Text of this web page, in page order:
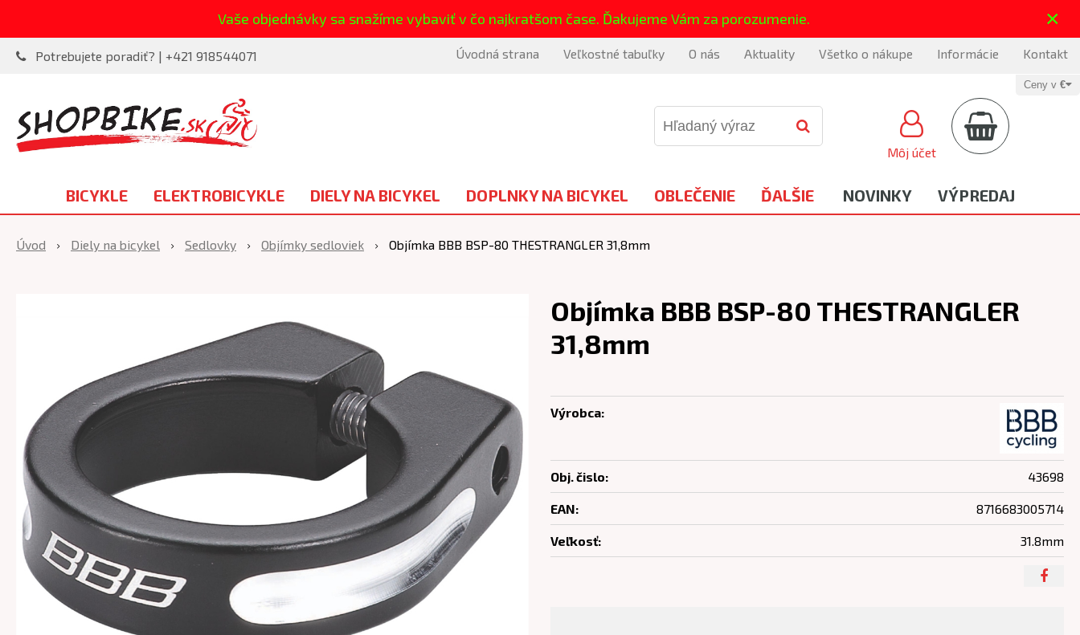
Vaše objednávky sa snažíme vybaviť v čo najkratšom čase. Ďakujeme Vám za porozumenie. ×
Potrebujete poradiť? | +421 918544071 Úvodná strana Veľkostné tabuľky O nás Aktuality Všetko o nákupe Informácie Kontakt
Môj účet
Ceny v €
BICYKLE ELEKTROBICYKLE DIELY NA BICYKEL DOPLNKY NA BICYKEL OBLEČENIE ĎALŠIE NOVINKY VÝPREDAJ
Úvod Diely na bicykel Sedlovky Objímky sedloviek Objímka BBB BSP-80 THESTRANGLER 31,8mm
Objímka BBB BSP-80 THESTRANGLER
31,8mm
Výrobca:
Obj. čislo: 43698
EAN: 8716683005714
Veľkosť: 31.8mm